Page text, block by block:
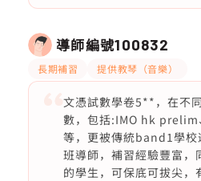
導師編號100832
長期補習 提供教琴（音樂）
文憑試數學卷5**，在不
數，包括:IMO hk prelim
等，更被傳統band1學校
班導師，補習經驗豐富，
的學生，可保底可拔尖，